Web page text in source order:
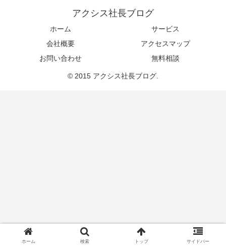
アクシス社長ブログ
ホーム
サービス
会社概要
アクセスマップ
お問い合わせ
無料相談
© 2015 アクシス社長ブログ.
ホーム 検索 トップ サイドバー